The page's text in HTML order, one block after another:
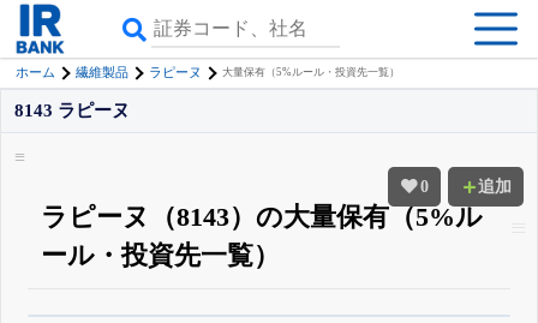
ホーム 繊維製品 ラピーヌ 大量保有（5%ルール・投資先一覧）
0 追加
8143 ラピーヌ
ラピーヌ（8143）の大量保有（5%ル
ール・投資先一覧）